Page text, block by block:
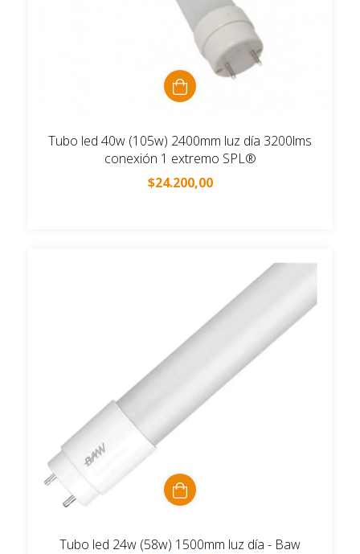
Tubo led 40w (105w) 2400mm luz día 3200lms
conexión 1 extremo SPL®
$24.200,00
Tubo led 24w (58w) 1500mm luz día - Baw